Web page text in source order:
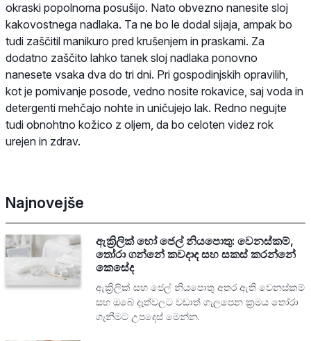
okraski popolnoma posušijo. Nato obvezno nanesite sloj
kakovostnega nadlaka. Ta ne bo le dodal sijaja, ampak bo
tudi zaščitil manikuro pred krušenjem in praskami. Za
dodatno zaščito lahko tanek sloj nadlaka ponovno
nanesete vsaka dva do tri dni. Pri gospodinjskih opravilih,
kot je pomivanje posode, vedno nosite rokavice, saj voda in
detergenti mehčajo nohte in uničujejo lak. Redno negujte
tudi obnohtno kožico z oljem, da bo celoten videz rok
urejen in zdrav.
Najnovejše
ඇක්‍රිලික් හෝ ජෙල් නියපොතු: වෙනස්කම්,
තෝරා ගන්නේ කවදාද සහ සකස් කරන්නේ
කෙසේද
ඇක්‍රිලික් සහ ජෙල් නියපොතු අතර ඇති වෙනස්කම්
සහ ඔබේ දෑත්වලට වඩාත් ගැලපෙන ක්‍රමය තෝරා
ගැනීමට උපදෙස් මෙන්න.